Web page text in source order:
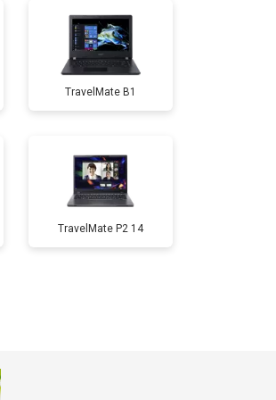
Заказать
Заказать
Заказать
Заказать
TravelMate B1
TravelMate P2 14